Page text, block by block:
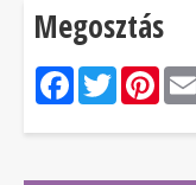
Megosztás